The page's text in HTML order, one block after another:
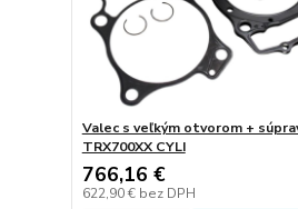
Valec s veľkým otvorom +
TRX700XX CYLI
766,16 €
622,90 € bez DPH